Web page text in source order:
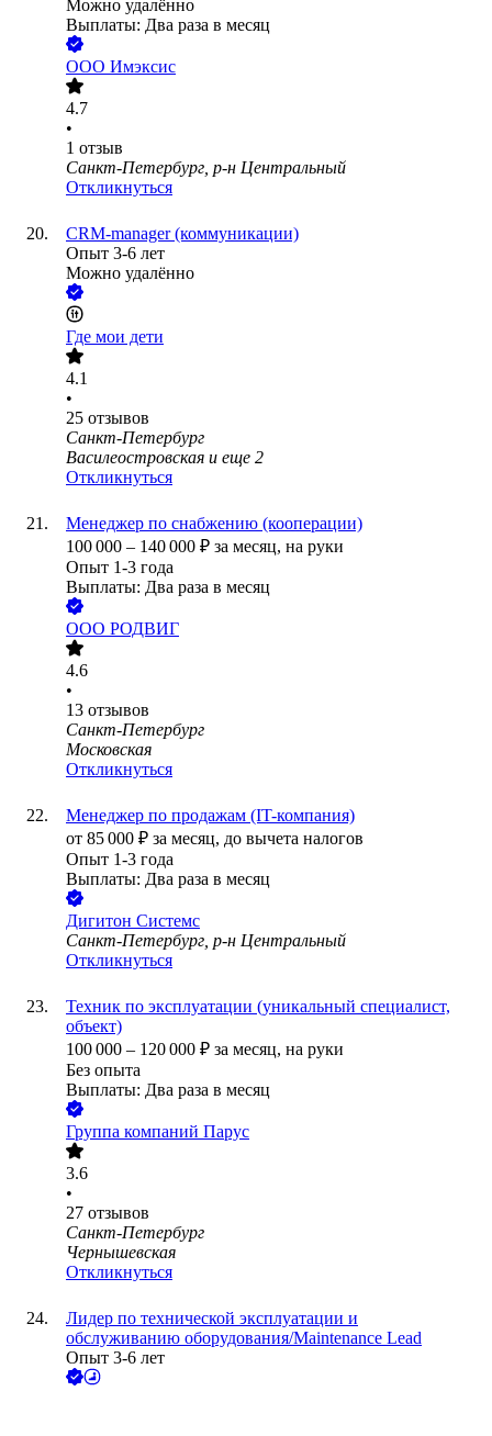
Можно удалённо
Выплаты: Два раза в месяц
ООО Имэксис
4.7
•
1 отзыв
Санкт-Петербург, р-н Центральный
Откликнуться
CRM-manager (коммуникации)
Опыт 3-6 лет
Можно удалённо
Где мои дети
4.1
•
25 отзывов
Санкт-Петербург
Василеостровская и еще 2
Откликнуться
Менеджер по снабжению (кооперации)
100 000 – 140 000 ₽ за месяц, на руки
Опыт 1-3 года
Выплаты: Два раза в месяц
ООО РОДВИГ
4.6
•
13 отзывов
Санкт-Петербург
Московская
Откликнуться
Менеджер по продажам (IT-компания)
от 85 000 ₽ за месяц, до вычета налогов
Опыт 1-3 года
Выплаты: Два раза в месяц
Дигитон Системс
Санкт-Петербург, р-н Центральный
Откликнуться
Техник по эксплуатации (уникальный специалист,
объект)
100 000 – 120 000 ₽ за месяц, на руки
Без опыта
Выплаты: Два раза в месяц
Группа компаний Парус
3.6
•
27 отзывов
Санкт-Петербург
Чернышевская
Откликнуться
Лидер по технической эксплуатации и
обслуживанию оборудования/Maintenance Lead
Опыт 3-6 лет